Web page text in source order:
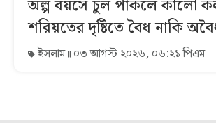
অল্প বয়সে চুল পাকলে কালো
শরিয়তের দৃষ্টিতে বৈধ নাকি
ইসলাম ০৩ আগস্ট ২০২৬, ০৬:২১ পিএম